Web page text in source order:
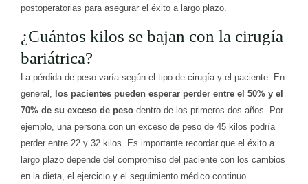
postoperatorias para asegurar el éxito a largo plazo.
¿Cuántos kilos se bajan con la cirugía
bariátrica?
La pérdida de peso varía según el tipo de cirugía y el paciente. En
general, los pacientes pueden esperar perder entre el 50% y el
70% de su exceso de peso dentro de los primeros dos años. Por
ejemplo, una persona con un exceso de peso de 45 kilos podría
perder entre 22 y 32 kilos. Es importante recordar que el éxito a
largo plazo depende del compromiso del paciente con los cambios
en la dieta, el ejercicio y el seguimiento médico continuo.